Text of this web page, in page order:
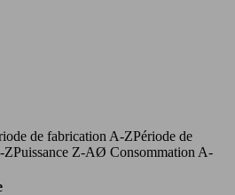
de fabrication A-ZPériode de
ZPuissance Z-AØ Consommation A-